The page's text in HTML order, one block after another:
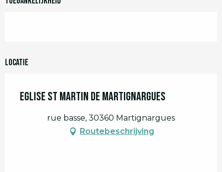
Locatie
Eglise St Martin de Martignargues
rue basse, 30360 Martignargues
Routebeschrijving